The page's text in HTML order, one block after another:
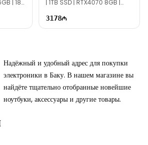
| 18"
| 1TB SSD | RTX4070 8GB |
3178
Надёжный и удобный адрес для покупки
электроники в Баку. В нашем магазине вы
найдёте тщательно отобранные новейшие
ноутбуки, аксессуары и другие товары.